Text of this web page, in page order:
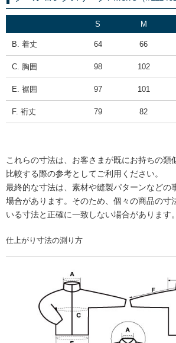
S M
B. 着丈 64 66
C. 胸囲 98 102
E. 裾囲 97 101
F. 裄丈 79 82
これらの寸法は、お客さまが既にお持ちの類
比較する際の参考としてご利用ください。
最終的な寸法は、素材や縫製パターンなどの
場合があります。そのため、個々の商品の寸
いる寸法と正確に一致しない場合があります。
仕上がり寸法の測り方